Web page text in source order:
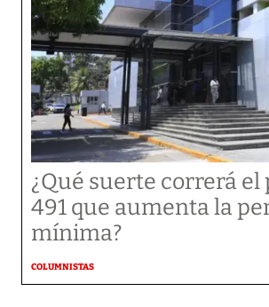
¿Qué suerte correrá el
491 que aumenta la
mínima?
COLUMNISTAS